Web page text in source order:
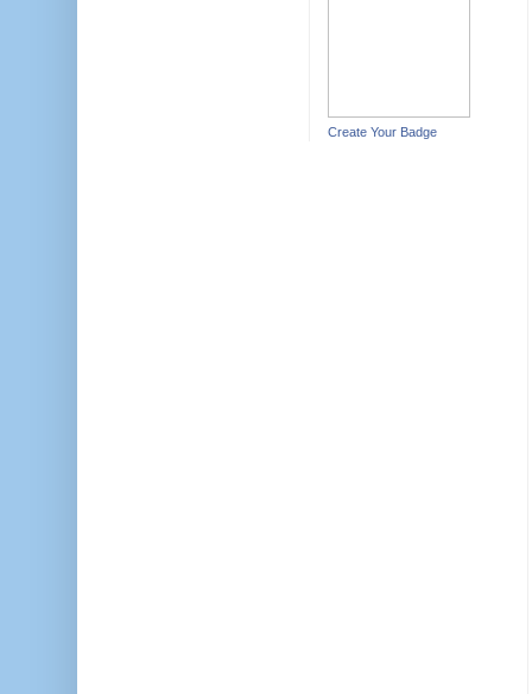
Create Your Badge